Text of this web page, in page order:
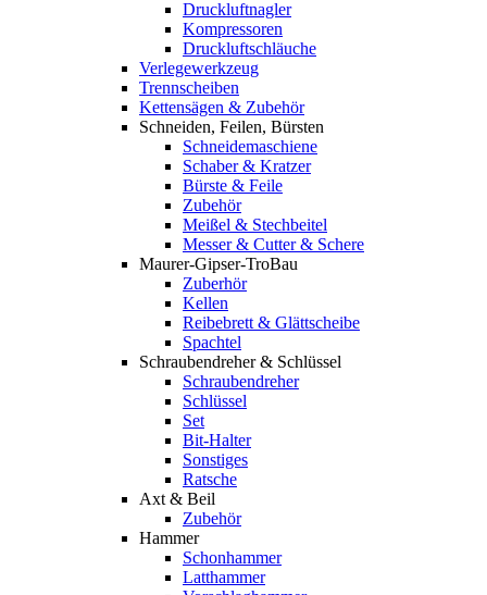
Druckluftnagler
Kompressoren
Druckluftschläuche
Verlegewerkzeug
Trennscheiben
Kettensägen & Zubehör
Schneiden, Feilen, Bürsten
Schneidemaschiene
Schaber & Kratzer
Bürste & Feile
Zubehör
Meißel & Stechbeitel
Messer & Cutter & Schere
Maurer-Gipser-TroBau
Zuberhör
Kellen
Reibebrett & Glättscheibe
Spachtel
Schraubendreher & Schlüssel
Schraubendreher
Schlüssel
Set
Bit-Halter
Sonstiges
Ratsche
Axt & Beil
Zubehör
Hammer
Schonhammer
Latthammer